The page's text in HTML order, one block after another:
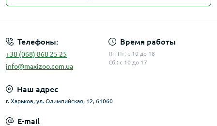
Телефоны:
+38 (068) 868 25 25
info@maxizoo.com.ua
Время работы
Пн-Пт: с 10 до 18
Сб.: с 10 до 17
Наш адрес
г. Харьков, ул. Олимпийская, 12, 61060
E-mail